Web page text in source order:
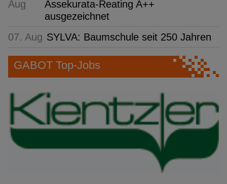
Aug
Assekurata-Reating A++
ausgezeichnet
07. Aug SYLVA: Baumschule seit 250 Jahren
GABOT Top-Jobs